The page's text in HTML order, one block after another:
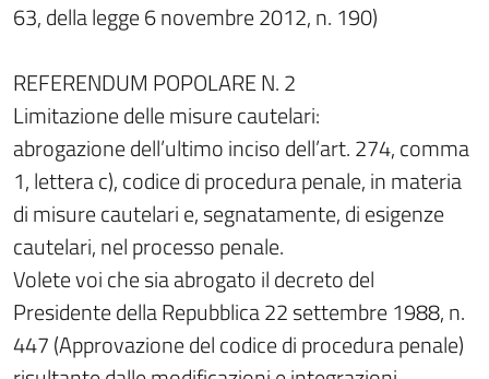
63, della legge 6 novembre 2012, n. 190)
REFERENDUM POPOLARE N. 2
Limitazione delle misure cautelari:
abrogazione dell’ultimo inciso dell’art. 274, comma
1, lettera c), codice di procedura penale, in materia
di misure cautelari e, segnatamente, di esigenze
cautelari, nel processo penale.
Volete voi che sia abrogato il decreto del
Presidente della Repubblica 22 settembre 1988, n.
447 (Approvazione del codice di procedura penale)